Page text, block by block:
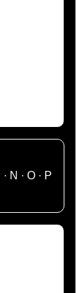
· N · O · P